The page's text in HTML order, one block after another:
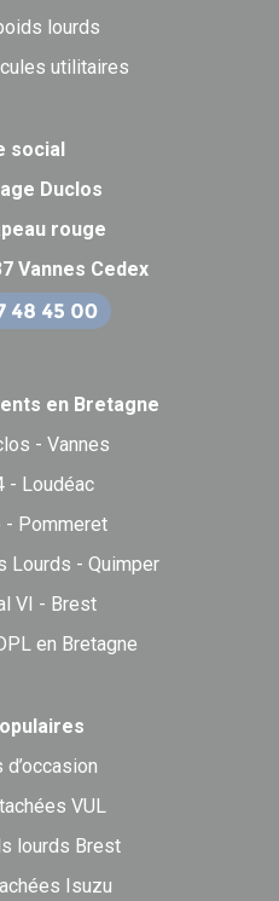
lourds
utilitaires
social
Duclos
rouge
Vannes Cedex
en Bretagne
- Vannes
- Loudéac
- Pommeret
Lourds - Quimper
VI - Brest
en Bretagne
VUL
lourds Brest
Isuzu